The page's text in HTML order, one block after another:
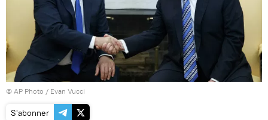
© AP Photo / Evan Vucci
S'abonner